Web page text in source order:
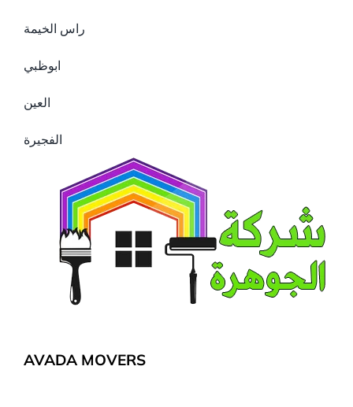
راس الخيمة
ابوظبي
العين
الفجيرة
AVADA MOVERS